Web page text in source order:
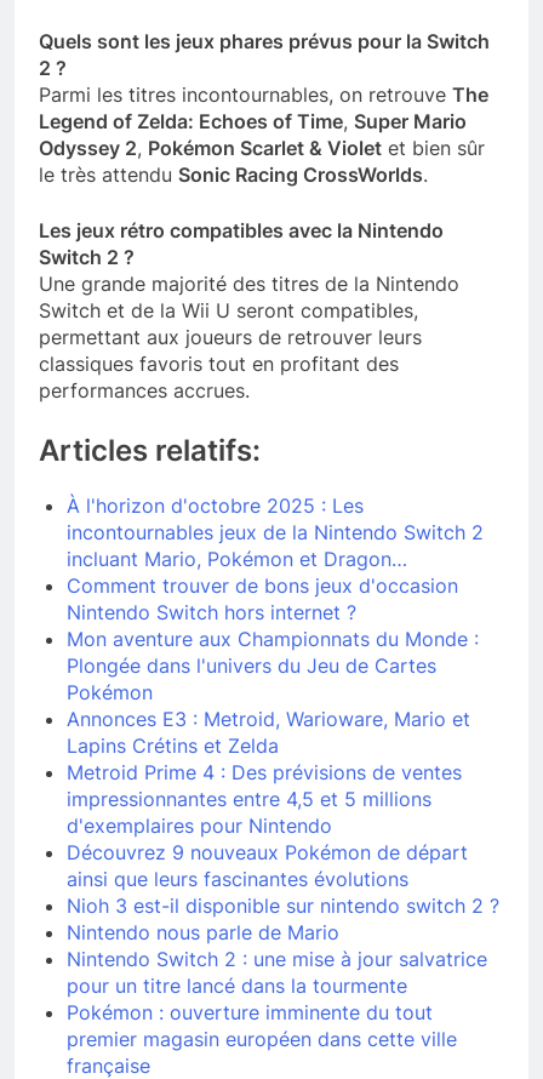
Quels sont les jeux phares prévus pour la Switch
2 ?
Parmi les titres incontournables, on retrouve The
Legend of Zelda: Echoes of Time, Super Mario
Odyssey 2, Pokémon Scarlet & Violet et bien sûr
le très attendu Sonic Racing CrossWorlds.
Les jeux rétro compatibles avec la Nintendo
Switch 2 ?
Une grande majorité des titres de la Nintendo
Switch et de la Wii U seront compatibles,
permettant aux joueurs de retrouver leurs
classiques favoris tout en profitant des
performances accrues.
Articles relatifs:
À l'horizon d'octobre 2025 : Les
incontournables jeux de la Nintendo Switch 2
incluant Mario, Pokémon et Dragon…
Comment trouver de bons jeux d'occasion
Nintendo Switch hors internet ?
Mon aventure aux Championnats du Monde :
Plongée dans l'univers du Jeu de Cartes
Pokémon
Annonces E3 : Metroid, Warioware, Mario et
Lapins Crétins et Zelda
Metroid Prime 4 : Des prévisions de ventes
impressionnantes entre 4,5 et 5 millions
d'exemplaires pour Nintendo
Découvrez 9 nouveaux Pokémon de départ
ainsi que leurs fascinantes évolutions
Nioh 3 est-il disponible sur nintendo switch 2 ?
Nintendo nous parle de Mario
Nintendo Switch 2 : une mise à jour salvatrice
pour un titre lancé dans la tourmente
Pokémon : ouverture imminente du tout
premier magasin européen dans cette ville
française